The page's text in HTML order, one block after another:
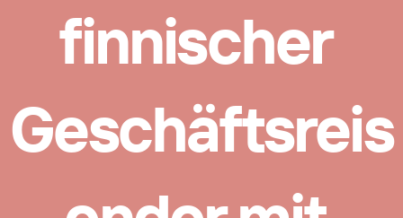
finnischer
Geschäftsreis